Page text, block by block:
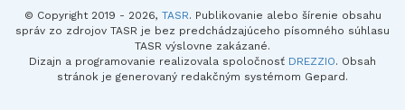
© Copyright 2019 - 2026, TASR. Publikovanie alebo šírenie obsahu
správ zo zdrojov TASR je bez predchádzajúceho písomného súhlasu
TASR výslovne zakázané.
Dizajn a programovanie realizovala spoločnosť DREZZIO. Obsah
stránok je generovaný redakčným systémom Gepard.